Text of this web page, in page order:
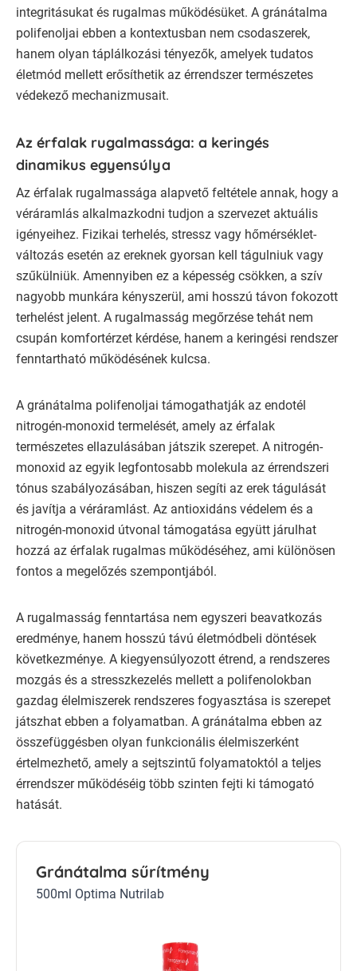
integritásukat és rugalmas működésüket. A gránátalma
polifenoljai ebben a kontextusban nem csodaszerek,
hanem olyan táplálkozási tényezők, amelyek tudatos
életmód mellett erősíthetik az érrendszer természetes
védekező mechanizmusait.
Az érfalak rugalmassága: a keringés
dinamikus egyensúlya
Az érfalak rugalmassága alapvető feltétele annak, hogy a
véráramlás alkalmazkodni tudjon a szervezet aktuális
igényeihez. Fizikai terhelés, stressz vagy hőmérséklet-
változás esetén az ereknek gyorsan kell tágulniuk vagy
szűkülniük. Amennyiben ez a képesség csökken, a szív
nagyobb munkára kényszerül, ami hosszú távon fokozott
terhelést jelent. A rugalmasság megőrzése tehát nem
csupán komfortérzet kérdése, hanem a keringési rendszer
fenntartható működésének kulcsa.
A gránátalma polifenoljai támogathatják az endotél
nitrogén-monoxid termelését, amely az érfalak
természetes ellazulásában játszik szerepet. A nitrogén-
monoxid az egyik legfontosabb molekula az érrendszeri
tónus szabályozásában, hiszen segíti az erek tágulását
és javítja a véráramlást. Az antioxidáns védelem és a
nitrogén-monoxid útvonal támogatása együtt járulhat
hozzá az érfalak rugalmas működéséhez, ami különösen
fontos a megelőzés szempontjából.
A rugalmasság fenntartása nem egyszeri beavatkozás
eredménye, hanem hosszú távú életmódbeli döntések
következménye. A kiegyensúlyozott étrend, a rendszeres
mozgás és a stresszkezelés mellett a polifenolokban
gazdag élelmiszerek rendszeres fogyasztása is szerepet
játszhat ebben a folyamatban. A gránátalma ebben az
összefüggésben olyan funkcionális élelmiszerként
értelmezhető, amely a sejtszintű folyamatoktól a teljes
érrendszer működéséig több szinten fejti ki támogató
hatását.
Gránátalma sűrítmény
500ml Optima Nutrilab